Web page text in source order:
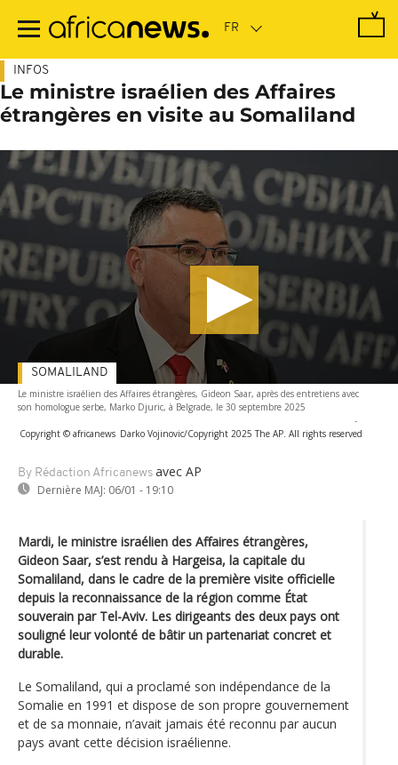
contenu
INFOS
Le ministre israélien des Affaires
étrangères en visite au Somaliland
Le ministre israélien des Affaires étrangères, Gideon Saar, après des entretiens avec
son homologue serbe, Marko Djuric, à Belgrade, le 30 septembre 2025
-
Copyright © africanews Darko Vojinovic/Copyright 2025 The AP. All rights reserved
By Rédaction Africanews avec AP
Dernière MAJ: 06/01 - 19:10
SOMALILAND
Mardi, le ministre israélien des Affaires étrangères,
Gideon Saar, s’est rendu à Hargeisa, la capitale du
Somaliland, dans le cadre de la première visite officielle
depuis la reconnaissance de la région comme État
souverain par Tel-Aviv. Les dirigeants des deux pays ont
souligné leur volonté de bâtir un partenariat concret et
durable.
Le Somaliland, qui a proclamé son indépendance de la
Somalie en 1991 et dispose de son propre gouvernement
et de sa monnaie, n’avait jamais été reconnu par aucun
pays avant cette décision israélienne.